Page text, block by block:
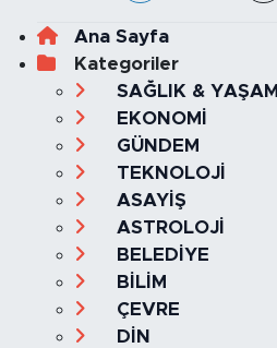
Ana Sayfa
Kategoriler
SAĞLIK & YAŞAM
EKONOMİ
GÜNDEM
TEKNOLOJİ
ASAYİŞ
ASTROLOJİ
BELEDİYE
BİLİM
ÇEVRE
DİN